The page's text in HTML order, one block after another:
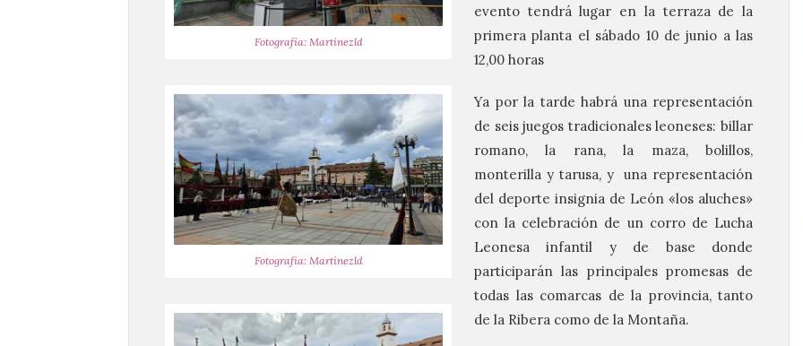
Fotografía: Martínezld
Fotografía: Martínezld
evento tendrá lugar en la terraza de la
primera planta el sábado 10 de junio a las
12,00 horas
Ya por la tarde habrá una representación
de seis juegos tradicionales leoneses: billar
romano, la rana, la maza, bolillos,
monterilla y tarusa, y una representación
del deporte insignia de León «los aluches»
con la celebración de un corro de Lucha
Leonesa infantil y de base donde
participarán las principales promesas de
todas las comarcas de la provincia, tanto
de la Ribera como de la Montaña.